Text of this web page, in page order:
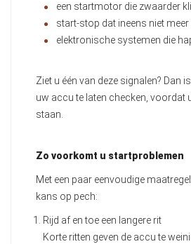
een startmotor die zwaarder
start-stop dat ineens niet
elektronische systemen die
Ziet u één van deze signalen? Dan
uw accu te laten checken, voordat
staan.
Zo voorkomt u startproblemen
Met een paar eenvoudige
kans op pech:
Rijd af en toe een langere rit
Korte ritten geven de accu te